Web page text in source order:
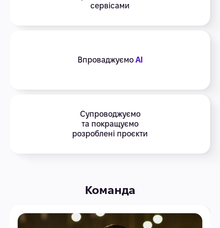
сервісами
Впроваджуємо AI
Супроводжуємо
та покращуємо
розроблені проєкти
Команда